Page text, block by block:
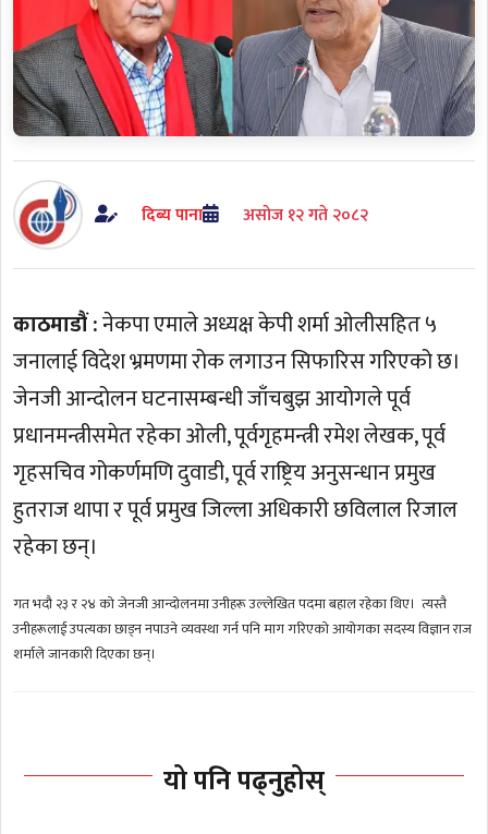
दिब्य पाना असाेज १२ गते २०८२
काठमाडौं :नेकपा एमाले अध्यक्ष केपी शर्मा ओलीसहित ५
जनालाई विदेश भ्रमणमा रोक लगाउन सिफारिस गरिएको छ।
जेनजी आन्दोलन घटनासम्बन्धी जाँचबुझ आयोगले पूर्व
प्रधानमन्त्रीसमेत रहेका ओली, पूर्वगृहमन्त्री रमेश लेखक, पूर्व
गृहसचिव गोकर्णमणि दुवाडी, पूर्व राष्ट्रिय अनुसन्धान प्रमुख
हुतराज थापा र पूर्व प्रमुख जिल्ला अधिकारी छविलाल रिजाल
रहेका छन्।
गत भदौ २३ र २४ को जेनजी आन्दोलनमा उनीहरू उल्लेखित पदमा बहाल रहेका थिए। त्यस्तै
उनीहरूलाई उपत्यका छाड्न नपाउने व्यवस्था गर्न पनि माग गरिएको आयोगका सदस्य विज्ञान राज
शर्माले जानकारी दिएका छन्।
यो पनि पढ्नुहोस्